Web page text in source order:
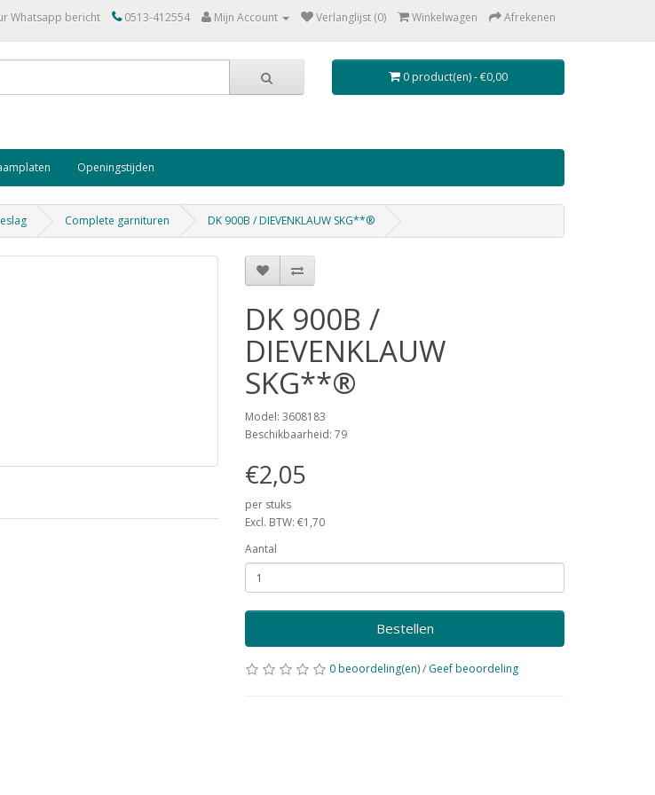
Whatsapp bericht 0513-412554 Mijn Account Verlanglijst (0) Winkelwagen Afrekenen
0 product(en) - €0,00
Openingstijden
Complete garnituren DK 900B / DIEVENKLAUW SKG**®
DK 900B /
DIEVENKLAUW
SKG**®
Model: 3608183
Beschikbaarheid: 79
€2,05
per stuks
Excl. BTW: €1,70
Aantal
Bestellen
0 beoordeling(en)/ Geef beoordeling